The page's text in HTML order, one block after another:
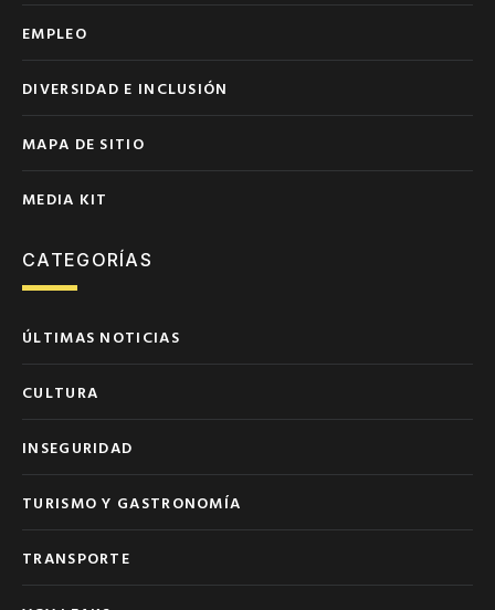
EMPLEO
DIVERSIDAD E INCLUSIÓN
MAPA DE SITIO
MEDIA KIT
CATEGORÍAS
ÚLTIMAS NOTICIAS
CULTURA
INSEGURIDAD
TURISMO Y GASTRONOMÍA
TRANSPORTE